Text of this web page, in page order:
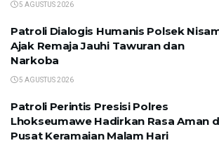
5 AGUSTUS 2026
Patroli Dialogis Humanis Polsek
Ajak Remaja Jauhi Tawuran dan
Narkoba
5 AGUSTUS 2026
Patroli Perintis Presisi Polres
Lhokseumawe Hadirkan Rasa Aman
Pusat Keramaian Malam Hari